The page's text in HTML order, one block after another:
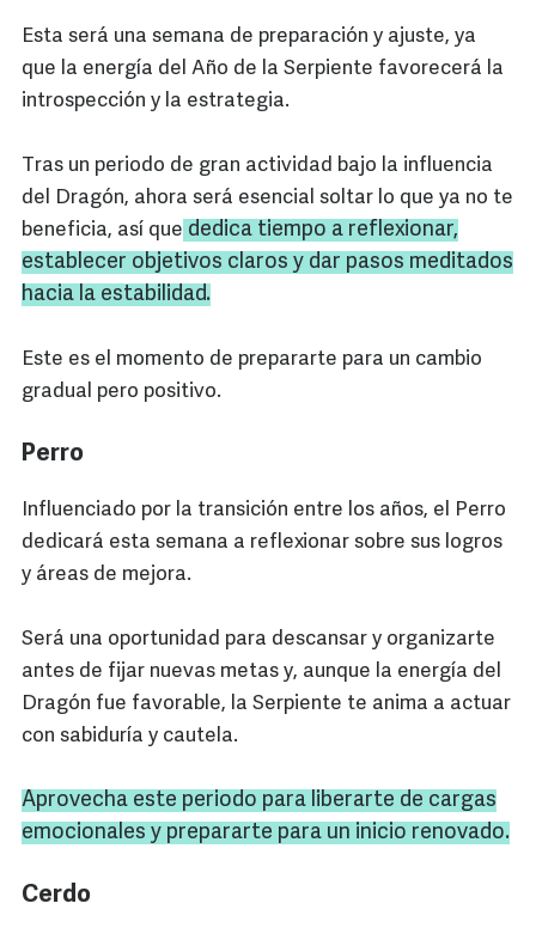
Esta será una semana de preparación y ajuste, ya
que la energía del Año de la Serpiente favorecerá la
introspección y la estrategia.
Tras un periodo de gran actividad bajo la influencia
del Dragón, ahora será esencial soltar lo que ya no te
beneficia, así que dedica tiempo a reflexionar,
establecer objetivos claros y dar pasos meditados
hacia la estabilidad.
Este es el momento de prepararte para un cambio
gradual pero positivo.
Perro
Influenciado por la transición entre los años, el Perro
dedicará esta semana a reflexionar sobre sus logros
y áreas de mejora.
Será una oportunidad para descansar y organizarte
antes de fijar nuevas metas y, aunque la energía del
Dragón fue favorable, la Serpiente te anima a actuar
con sabiduría y cautela.
Aprovecha este periodo para liberarte de cargas
emocionales y prepararte para un inicio renovado.
Cerdo